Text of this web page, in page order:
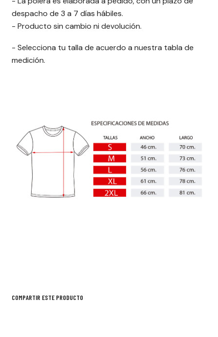
despacho de 3 a 7 días hábiles.
- Producto sin cambio ni devolución.
- Selecciona tu talla de acuerdo a nuestra tabla de
medición.
COMPARTIR ESTE PRODUCTO